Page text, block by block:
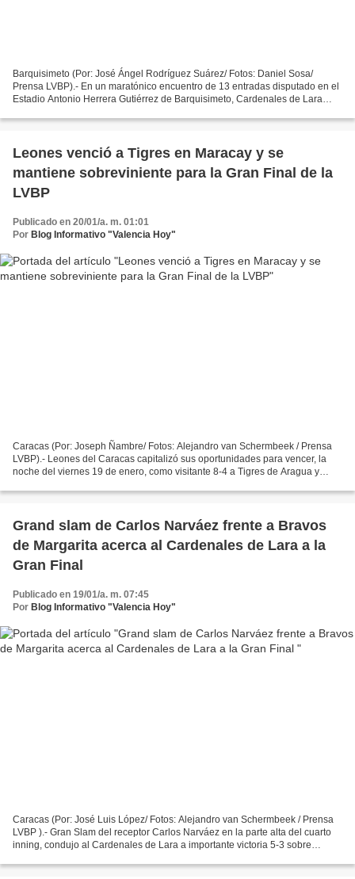
Barquisimeto (Por: José Ángel Rodríguez Suárez/ Fotos: Daniel Sosa/
Prensa LVBP).- En un maratónico encuentro de 13 entradas disputado en el
Estadio Antonio Herrera Gutiérrez de Barquisimeto, Cardenales de Lara
Leones venció a Tigres en Maracay y se
mantiene sobreviniente para la Gran Final de la
LVBP
Publicado en 20/01/a. m. 01:01
Por Blog Informativo "Valencia Hoy"
Caracas (Por: Joseph Ñambre/ Fotos: Alejandro van Schermbeek / Prensa
LVBP).- Leones del Caracas capitalizó sus oportunidades para vencer, la
noche del viernes 19 de enero, como visitante 8-4 a Tigres de Aragua y
Grand slam de Carlos Narváez frente a Bravos
de Margarita acerca al Cardenales de Lara a la
Gran Final
Publicado en 19/01/a. m. 07:45
Por Blog Informativo "Valencia Hoy"
Caracas (Por: José Luis López/ Fotos: Alejandro van Schermbeek / Prensa
LVBP ).- Gran Slam del receptor Carlos Narváez en la parte alta del cuarto
inning, condujo al Cardenales de Lara a importante victoria 5-3 sobre